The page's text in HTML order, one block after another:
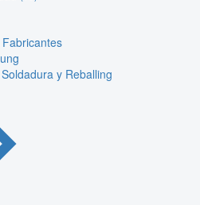
Soldadura y Reballing